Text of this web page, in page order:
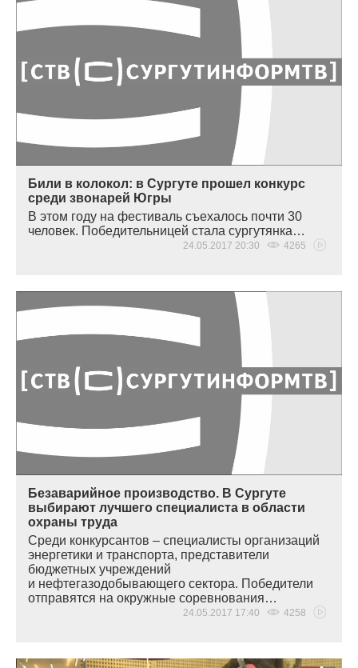
Били в колокол: в Сургуте прошел конкурс
среди звонарей Югры
В этом году на фестиваль съехалось почти 30
человек. Победительницей стала сургутянка…
24.05.2017 20:30 4265
Безаварийное производство. В Сургуте
выбирают лучшего специалиста в области
охраны труда
Среди конкурсантов – специалисты организаций
энергетики и транспорта, представители
бюджетных учреждений
и нефтегазодобывающего сектора. Победители
отправятся на окружные соревнования…
24.05.2017 17:40 4258